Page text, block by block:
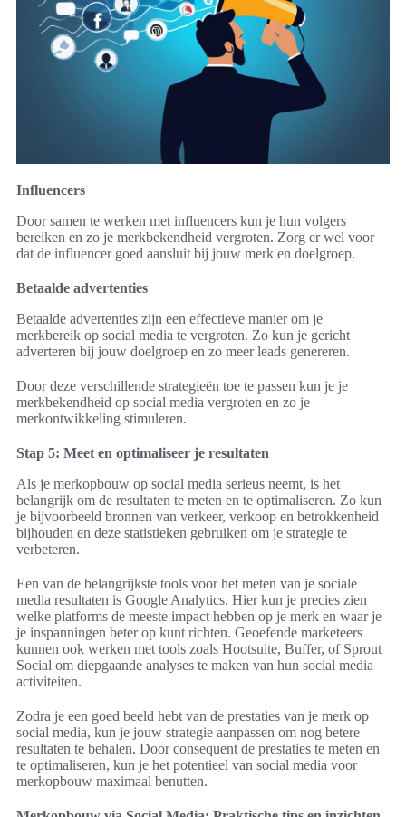
Influencers
Door samen te werken met influencers kun je hun volgers
bereiken en zo je merkbekendheid vergroten. Zorg er wel voor
dat de influencer goed aansluit bij jouw merk en doelgroep.
Betaalde advertenties
Betaalde advertenties zijn een effectieve manier om je
merkbereik op social media te vergroten. Zo kun je gericht
adverteren bij jouw doelgroep en zo meer leads genereren.
Door deze verschillende strategieën toe te passen kun je je
merkbekendheid op social media vergroten en zo je
merkontwikkeling stimuleren.
Stap 5: Meet en optimaliseer je resultaten
Als je merkopbouw op social media serieus neemt, is het
belangrijk om de resultaten te meten en te optimaliseren. Zo kun
je bijvoorbeeld bronnen van verkeer, verkoop en betrokkenheid
bijhouden en deze statistieken gebruiken om je strategie te
verbeteren.
Een van de belangrijkste tools voor het meten van je sociale
media resultaten is Google Analytics. Hier kun je precies zien
welke platforms de meeste impact hebben op je merk en waar je
je inspanningen beter op kunt richten. Geoefende marketeers
kunnen ook werken met tools zoals Hootsuite, Buffer, of Sprout
Social om diepgaande analyses te maken van hun social media
activiteiten.
Zodra je een goed beeld hebt van de prestaties van je merk op
social media, kun je jouw strategie aanpassen om nog betere
resultaten te behalen. Door consequent de prestaties te meten en
te optimaliseren, kun je het potentieel van social media voor
merkopbouw maximaal benutten.